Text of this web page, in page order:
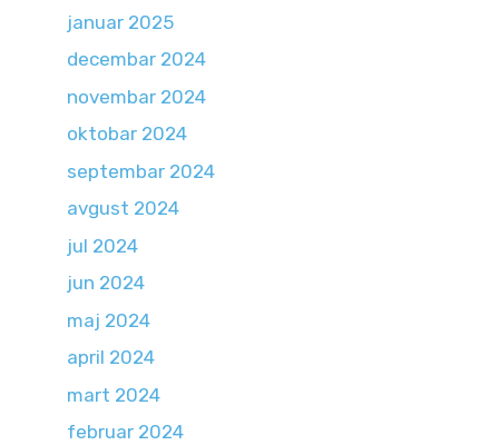
januar 2025
decembar 2024
novembar 2024
oktobar 2024
septembar 2024
avgust 2024
jul 2024
jun 2024
maj 2024
april 2024
mart 2024
februar 2024